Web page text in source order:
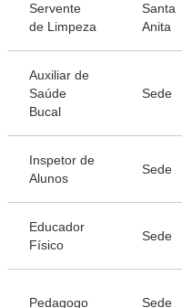
Servente
de Limpeza
Santa
Anita
Auxiliar de
Saúde
Bucal
Sede
Inspetor de
Alunos
Sede
Educador
Físico
Sede
Pedagogo Sede